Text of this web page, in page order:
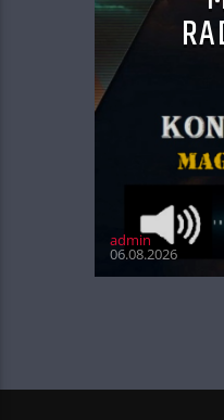
admin
06.08.2026